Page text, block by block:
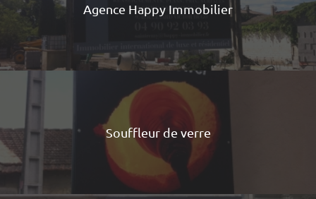
Agence Happy Immobilier
Souffleur de verre